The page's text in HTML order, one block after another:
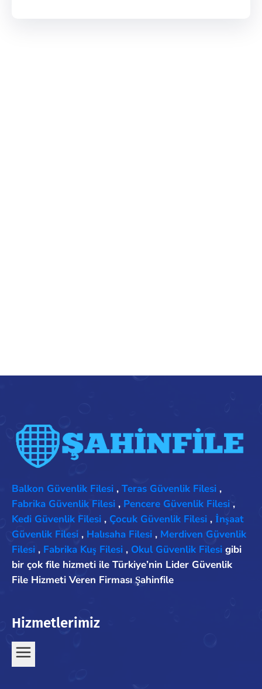
Balkon Güvenlik Filesi , Teras Güvenlik Filesi ,
Fabrika Güvenlik Filesi , Pencere Güvenlik Filesi ,
Kedi Güvenlik Filesi , Çocuk Güvenlik Filesi , İnşaat
Güvenlik Filesi , Halısaha Filesi , Merdiven Güvenlik
Filesi , Fabrika Kuş Filesi , Okul Güvenlik Filesi gibi
bir çok file hizmeti ile Türkiye’nin Lider Güvenlik
File Hizmeti Veren Firması Şahinfile
Hizmetlerimiz